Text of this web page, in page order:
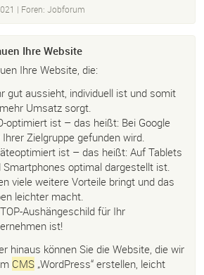
| Foren: Jobforum
Ihre Website
Ihre Website, die:
gut aussieht, individuell ist und somit
Umsatz sorgt.
optimiert ist – das heißt: Bei Google
Ihrer Zielgruppe gefunden wird.
ist – das heißt: Auf Tablets
Smartphones optimal dargestellt ist.
viele weitere Vorteile bringt und das
leichter macht.
Aushängeschild für Ihr
ist!
hinaus können Sie die Website, die wir
CMS „WordPress“ erstellen, leicht